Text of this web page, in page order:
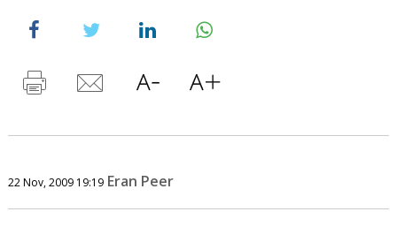
22 Nov, 2009 19:19 Eran Peer